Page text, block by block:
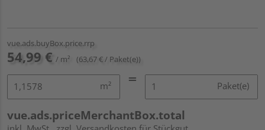
vue.ads.buyBox.price.rrp
54,99 € / m² (63,67 € / Paket(e))
m² Paket(e)
vue.ads.priceMerchantBox.total